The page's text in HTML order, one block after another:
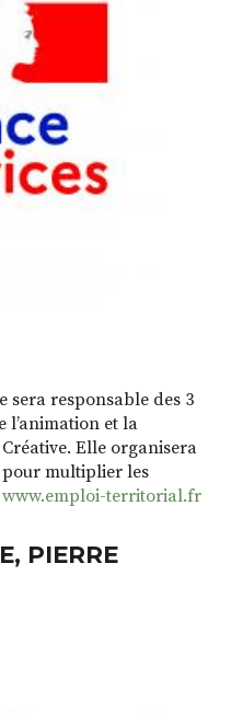
sera responsable des 3
l’animation et la
Elle organisera
pour multiplier les
www.emploi-territorial.fr
PIERRE